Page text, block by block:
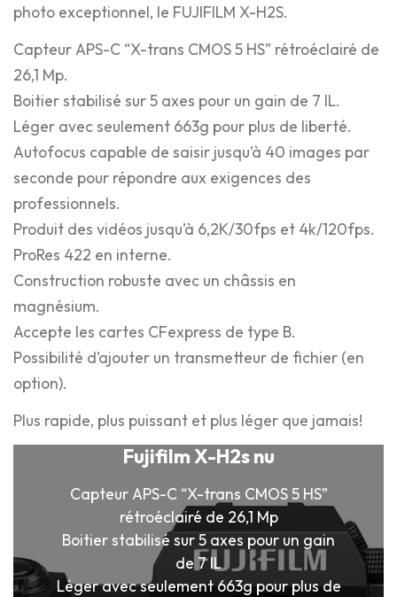
photo exceptionnel, le FUJIFILM X-H2S.
Capteur APS-C “X-trans CMOS 5 HS” rétroéclairé de
26,1 Mp.
Boitier stabilisé sur 5 axes pour un gain de 7 IL.
Léger avec seulement 663g pour plus de liberté.
Autofocus capable de saisir jusqu’à 40 images par
seconde pour répondre aux exigences des
professionnels.
Produit des vidéos jusqu’à 6,2K/30fps et 4k/120fps.
ProRes 422 en interne.
Construction robuste avec un châssis en
magnésium.
Accepte les cartes CFexpress de type B.
Possibilité d’ajouter un transmetteur de fichier (en
option).
Plus rapide, plus puissant et plus léger que jamais!
Fujifilm X-H2s nu
Capteur APS-C “X-trans CMOS 5 HS”
rétroéclairé de 26,1 Mp
Boitier stabilisé sur 5 axes pour un gain
de 7 IL
Léger avec seulement 663g pour plus de